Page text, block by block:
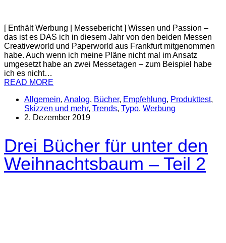
[ Enthält Werbung | Messebericht ] Wissen und Passion –
das ist es DAS ich in diesem Jahr von den beiden Messen
Creativeworld und Paperworld aus Frankfurt mitgenommen
habe. Auch wenn ich meine Pläne nicht mal im Ansatz
umgesetzt habe an zwei Messetagen – zum Beispiel habe
ich es nicht…
READ MORE
Allgemein, Analog, Bücher, Empfehlung, Produkttest,
Skizzen und mehr, Trends, Typo, Werbung
2. Dezember 2019
Drei Bücher für unter den
Weihnachtsbaum – Teil 2